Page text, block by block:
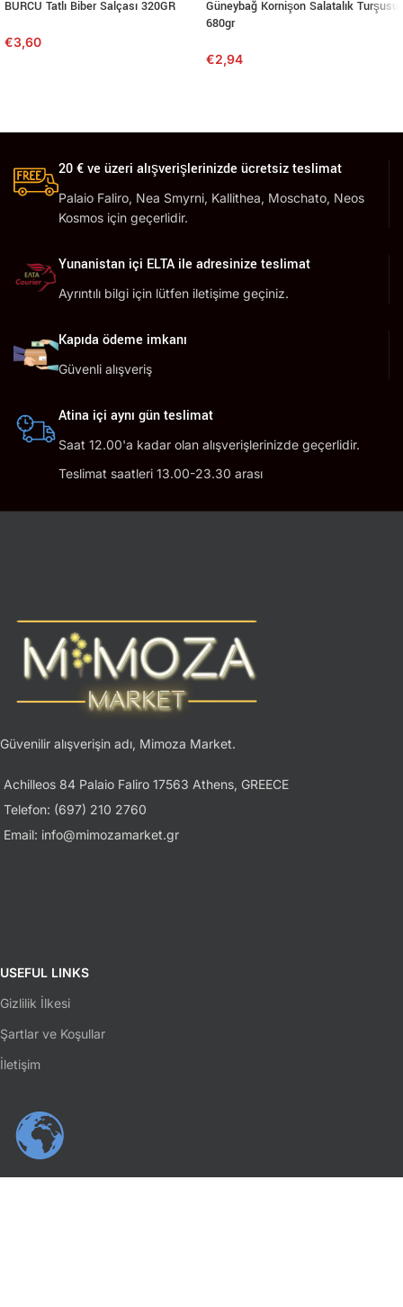
BURCU Tatlı Biber Salçası 320GR
€3,60
Güneybağ Kornişon Salatalık Turşusu
680gr
€2,94
20 € ve üzeri alışverişlerinizde ücretsiz teslimat
Palaio Faliro, Nea Smyrni, Kallithea, Moschato, Neos
Kosmos için geçerlidir.
Yunanistan içi ELTA ile adresinize teslimat
Ayrıntılı bilgi için lütfen iletişime geçiniz.
Kapıda ödeme imkanı
Güvenli alışveriş
Atina içi aynı gün teslimat
Saat 12.00'a kadar olan alışverişlerinizde geçerlidir.
Teslimat saatleri 13.00-23.30 arası
Güvenilir alışverişin adı, Mimoza Market.
Achilleos 84 Palaio Faliro 17563 Athens, GREECE
Telefon: (697) 210 2760
Email: info@mimozamarket.gr
USEFUL LINKS
Gizlilik İlkesi
Şartlar ve Koşullar
İletişim